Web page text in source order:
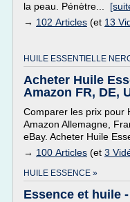
la peau. Pénètre...
→ 102 Articles (et 13
HUILE ESSENTIELLE
Acheter Huile
Amazon FR, DE,
Comparer les prix pour
Amazon Allemagne,
eBay. Acheter Huile
→ 100 Articles (et 3
HUILE ESSENCE »
Essence et huile